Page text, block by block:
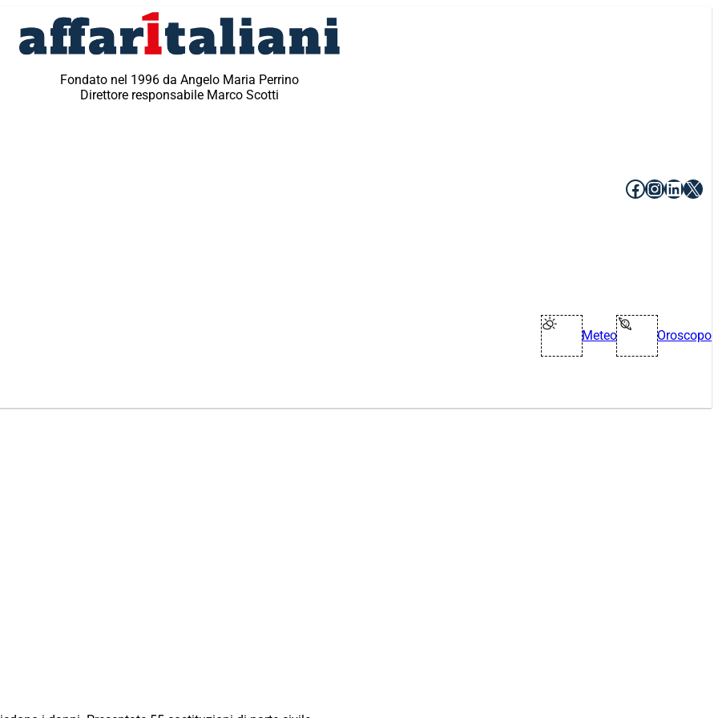
Fondato nel 1996 da Angelo Maria Perrino
Direttore responsabile Marco Scotti
Facebook
X
Meteo Oroscopo